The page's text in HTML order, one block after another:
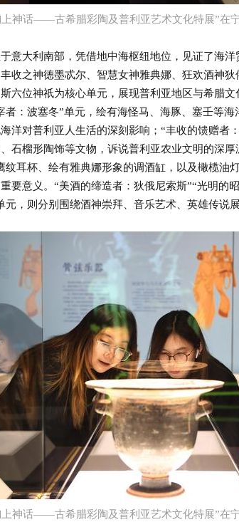
上神话——古希腊彩陶及普利亚艺术文化特展”在
大利南部，凭借地中海枢纽地位，见证了海洋
收之神德墨忒尔、智慧女神雅典娜、狂欢酒神狄
六位神祇为核心单元，展现普利亚地区与希腊文
：波塞冬”单元，绘有海怪马、海豚、塞壬等海
洋对普利亚人生活的深刻影响；“丰收的馈赠者
石榴形陶饰等文物，诉说普利亚农业文明的深
纹耳杯、绘有雅典娜形象的调酒缸，以及橄榄油
要意义。“美酒的缔造者：狄俄尼索斯”“光明的
元，则分别围绕酒神崇拜、音乐艺术、英雄传说展
上神话——古希腊彩陶及普利亚艺术文化特展”在